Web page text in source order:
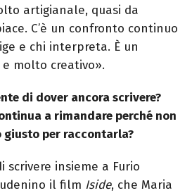
artigianale, quasi da
C’è un confronto continuo
e chi interpreta. È un
molto creativo».
di dover ancora scrivere?
a rimandare perché non
giusto per raccontarla?
scrivere insieme a Furio
il film Iside, che Maria